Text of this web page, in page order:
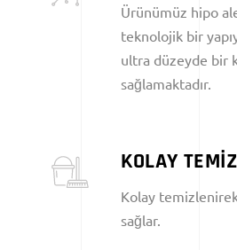
Ürünümüz hipo
teknolojik bir
ultra düzeyde bir
sağlamaktadır.
KOLAY
Kolay
sağlar.